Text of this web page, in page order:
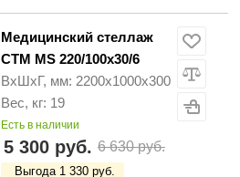
Медицинский стеллаж
СТМ MS 220/100х30/6
ВхШхГ, мм: 2200х1000х300
Вес, кг: 19
Есть в наличии
5 300 руб. 6 630 руб.
Выгода 1 330 руб.